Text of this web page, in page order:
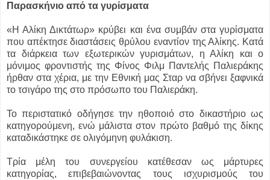
Παρασκήνιο από τα γυρίσματα
«Η Αλίκη Δικτάτωρ» κρύβει και ένα συμβάν στα γυρίσματα
που απέκτησε διαστάσεις θρύλου εναντίον της Αλίκης. Κατά
τα διάρκεια των εξωτερικών γυρισμάτων, η Αλίκη και ο
μόνιμος φροντιστής της Φίνος Φιλμ Παντελής Παλιεράκης
ήρθαν στα χέρια, με την Εθνική μας Σταρ να σβήνει ξαφνικά
το τσιγάρο της στο πρόσωπο του Παλιεράκη.
Το περιστατικό οδήγησε την ηθοποιό στο δικαστήριο ως
κατηγορούμενη, ενώ μάλιστα στον πρώτο βαθμό της δίκης
καταδικάστηκε σε ολιγόμηνη φυλάκιση.
Τρία μέλη του συνεργείου κατέθεσαν ως μάρτυρες
κατηγορίας, επιβεβαιώνοντας τους ισχυρισμούς του